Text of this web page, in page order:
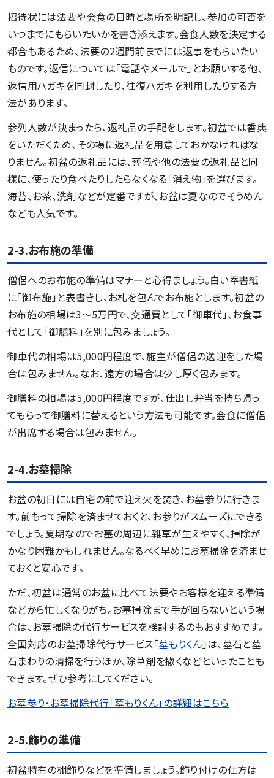
招待状には法要や会食の日時と場所を明記し、参加の可否を
いつまでにもらいたいかを書き添えます。会食人数を決定する
都合もあるため、法要の2週間前までには返事をもらいたい
ものです。返信については「電話やメールで」とお願いする他、
返信用ハガキを同封したり、往復ハガキを利用したりする方
法があります。
参列人数が決まったら、返礼品の手配をします。初盆では香典
をいただくため、その場に返礼品を用意しておかなければな
りません。初盆の返礼品には、葬儀や他の法要の返礼品と同
様に、使ったり食べたりしたらなくなる「消え物」を選びます。
海苔、お茶、洗剤などが定番ですが、お盆は夏なのでそうめん
なども人気です。
2-3.お布施の準備
僧侶へのお布施の準備はマナーと心得ましょう。白い奉書紙
に「御布施」と表書きし、お札を包んでお布施とします。初盆の
お布施の相場は3〜5万円で、交通費として「御車代」、お食事
代として「御膳料」を別に包みましょう。
御車代の相場は5,000円程度で、施主が僧侶の送迎をした場
合は包みません。なお、遠方の場合は少し厚く包みます。
御膳料の相場は5,000円程度ですが、仕出し弁当を持ち帰っ
てもらって御膳料に替えるという方法も可能です。会食に僧侶
が出席する場合は包みません。
2-4.お墓掃除
お盆の初日には自宅の前で迎え火を焚き、お墓参りに行きま
す。前もって掃除を済ませておくと、お参りがスムーズにできる
でしょう。夏期なのでお墓の周辺に雑草が生えやすく、掃除が
かなり困難かもしれません。なるべく早めにお墓掃除を済ませ
ておくと安心です。
ただ、初盆は通常のお盆に比べて法要やお客様を迎える準備
などから忙しくなりがち。お墓掃除まで手が回らないという場
合は、お墓掃除の代行サービスを検討するのもおすすめです。
全国対応のお墓掃除代行サービス「墓もりくん 」は、墓石と墓
石まわりの清掃を行うほか、除草剤を撒くなどといったことも
できます。ぜひ参考にしてください。
お墓参り・お墓掃除代行「墓もりくん」の詳細はこちら
2-5.飾りの準備
初盆特有の棚飾りなどを準備しましょう。飾り付けの仕方は